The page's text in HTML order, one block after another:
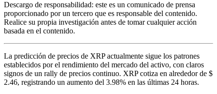
Descargo de responsabilidad: este es un comunicado de prensa
proporcionado por un tercero que es responsable del contenido.
Realice su propia investigación antes de tomar cualquier acción
basada en el contenido.
La predicción de precios de XRP actualmente sigue los patrones
establecidos por el rendimiento del mercado del activo, con claros
signos de un rally de precios continuo. XRP cotiza en alrededor de $
2.46, registrando un aumento del 3.98% en las últimas 24 horas.